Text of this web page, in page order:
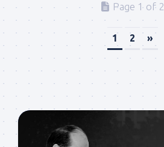
Page 1 of 2
1 2 »